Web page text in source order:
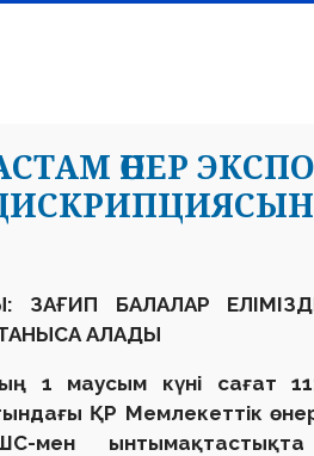
ӨНЕР
ЗАҒИП БАЛАЛАР
АЛАДЫ
1 маусым күні сағат
ҚР Мемлекеттік
мен